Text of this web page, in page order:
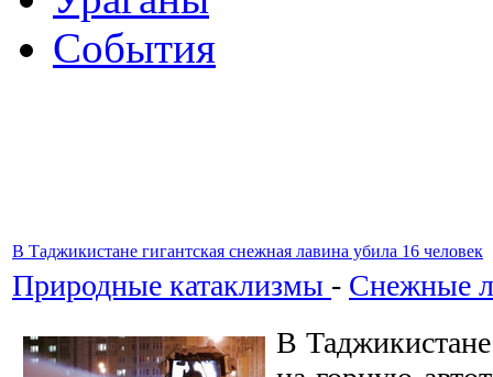
События
В Таджикистане гигантская снежная лавина убила 16 человек
Природные катаклизмы - Снежные
В